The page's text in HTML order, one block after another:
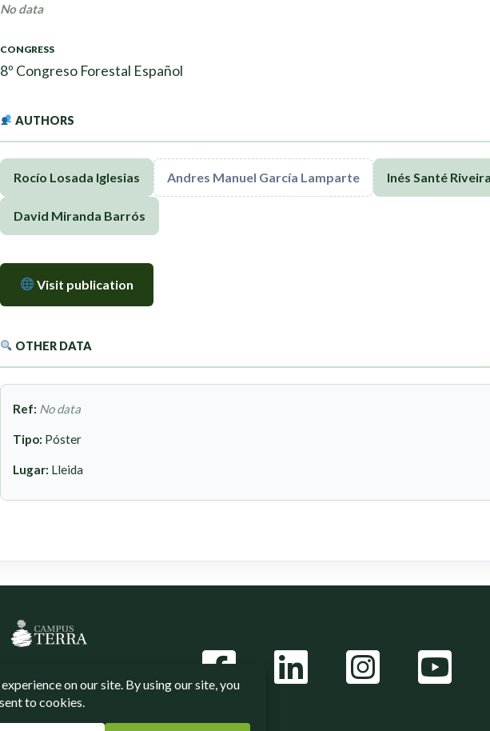
No data
CONGRESS
8º Congreso Forestal Español
AUTHORS
Rocío Losada Iglesias Andres Manuel García Lamparte Inés Santé Riveira
David Miranda Barrós
Visit publication
OTHER DATA
Ref: No data
Tipo: Póster
Lugar: Lleida